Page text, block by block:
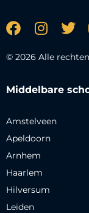
© 2026 Alle
Middelbare
Amstelveen
Apeldoorn
Arnhem
Haarlem
Hilversum
Leiden